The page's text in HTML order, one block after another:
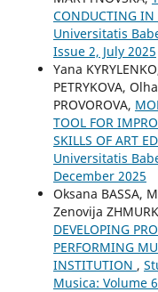
CONDUCTING IN
Universitatis
Issue 2, July 2025
Yana
PETRYKOVA,
PROVOROVA,
TOOL FOR
SKILLS OF ART
Universitatis
December 2025
Oksana BASSA,
Zenovija
DEVELOPING
PERFORMING
INSTITUTION ,
Musica: Volume